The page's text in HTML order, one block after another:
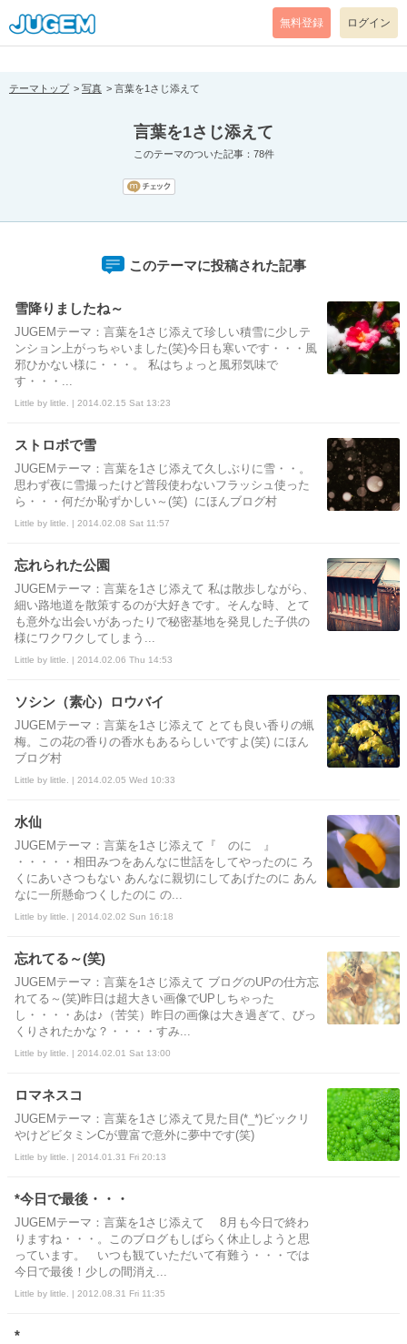
[pear_error: message="Success" code=0 mode=return level=notice
prefix="" info=""]
無料登録 ログイン
テーマトップ 写真 言葉を1さじ添えて
言葉を1さじ添えて
このテーマのついた記事：78件
このテーマに投稿された記事
雪降りましたね～
JUGEMテーマ：言葉を1さじ添えて珍しい積雪に少しテ
ンション上がっちゃいました(笑)今日も寒いです・・・風
邪ひかない様に・・・。 私はちょっと風邪気味で
す・・・...
Little by little. | 2014.02.15 Sat 13:23
ストロボで雪
JUGEMテーマ：言葉を1さじ添えて久しぶりに雪・・。
思わず夜に雪撮ったけど普段使わないフラッシュ使った
ら・・・何だか恥ずかしい～(笑) にほんブログ村
Little by little. | 2014.02.08 Sat 11:57
忘れられた公園
JUGEMテーマ：言葉を1さじ添えて 私は散歩しながら、
細い路地道を散策するのが大好きです。そんな時、とて
も意外な出会いがあったりで秘密基地を発見した子供の
様にワクワクしてしまう...
Little by little. | 2014.02.06 Thu 14:53
ソシン（素心）ロウバイ
JUGEMテーマ：言葉を1さじ添えて とても良い香りの蝋
梅。この花の香りの香水もあるらしいですよ(笑) にほん
ブログ村
Little by little. | 2014.02.05 Wed 10:33
水仙
JUGEMテーマ：言葉を1さじ添えて『 のに 』
・・・・・相田みつをあんなに世話をしてやったのに ろ
くにあいさつもない あんなに親切にしてあげたのに あん
なに一所懸命つくしたのに の...
Little by little. | 2014.02.02 Sun 16:18
忘れてる～(笑)
JUGEMテーマ：言葉を1さじ添えて ブログのUPの仕方忘
れてる～(笑)昨日は超大きい画像でUPしちゃった
し・・・・あは♪（苦笑）昨日の画像は大き過ぎて、びっ
くりされたかな？・・・・すみ...
Little by little. | 2014.02.01 Sat 13:00
ロマネスコ
JUGEMテーマ：言葉を1さじ添えて見た目(*_*)ビックリ
やけどビタミンCが豊富で意外に夢中です(笑)
Little by little. | 2014.01.31 Fri 20:13
*今日で最後・・・
JUGEMテーマ：言葉を1さじ添えて 8月も今日で終わ
りますね・・・。このブログもしばらく休止しようと思
っています。 いつも観ていただいて有難う・・・では
今日で最後！少しの間消え...
Little by little. | 2012.08.31 Fri 11:35
*